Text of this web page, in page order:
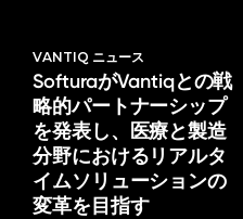
VANTIQ ニュース
SofturaがVantiqとの戦
略的パートナーシップ
を発表し、医療と製造
分野におけるリアルタ
イムソリューションの
変革を目指す